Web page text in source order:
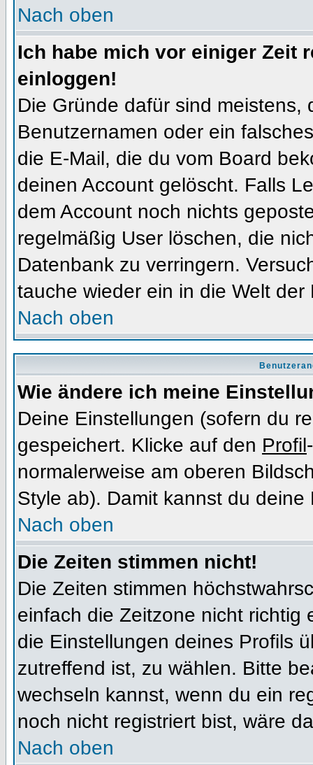
Nach oben
Ich habe mich vor einiger Zeit
einloggen!
Die Gründe dafür sind
Benutzernamen oder ein
die E-Mail, die du vom Board
deinen Account gelöscht. Falls
dem Account noch nichts
regelmäßig User löschen, die
Datenbank zu verringern.
tauche wieder ein in die Welt der
Nach oben
Wie ändere ich meine
Deine Einstellungen (sofern du
gespeichert. Klicke auf den Profil
normalerweise am oberen
Style ab). Damit kannst du
Nach oben
Die Zeiten stimmen nicht!
Die Zeiten stimmen
einfach die Zeitzone nicht richtig
die Einstellungen deines Profils
zutreffend ist, zu wählen. Bitte
wechseln kannst, wenn du ein
noch nicht registriert bist, wäre
Nach oben